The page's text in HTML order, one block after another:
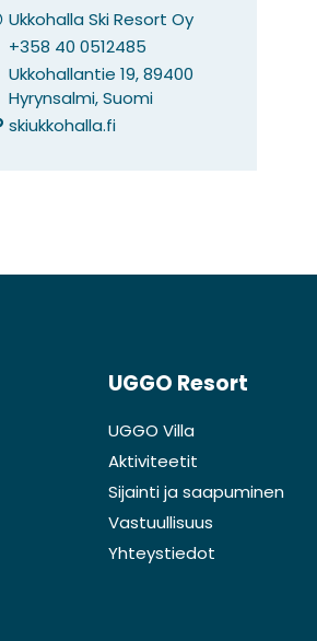
Ukkohalla Ski Resort Oy
+358 40 0512485
Ukkohallantie 19, 89400
Hyrynsalmi, Suomi
skiukkohalla.fi
UGGO Resort
UGGO Villa
Aktiviteetit
Sijainti ja saapuminen
Vastuullisuus
Yhteystiedot